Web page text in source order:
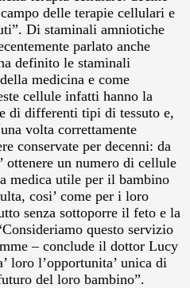
delle terapie cellulari e
Di staminali amniotiche
parlato anche
definito le staminali
medicina e come
cellule infatti hanno la
di differenti tipi di tessuto e,
volta correttamente
conservate per decenni: da
ottenere un numero di cellule
medica utile per il bambino
cosi’ come per i loro
senza sottoporre il feto e la
questo servizio
– conclude il dottor Lucy
loro l’opportunita’ unica di
del loro bambino”.